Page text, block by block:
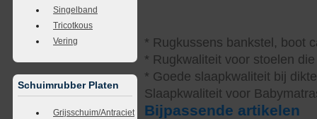
Singelband
Tricotkous
Vering
Schuimrubber Platen
Grijsschuim/Antraciet
* Rugkussens bankstel, boot
* Rugkwaliteit voor stoelen
* Goede slaapkwaliteit bij
Slaapkwaliteit voor
Bijpassende artikelen